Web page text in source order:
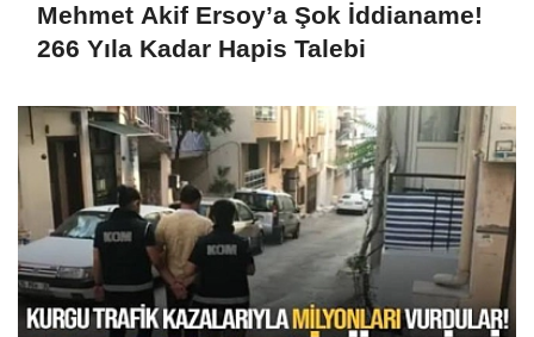
Mehmet Akif Ersoy’a Şok İddianame!
266 Yıla Kadar Hapis Talebi